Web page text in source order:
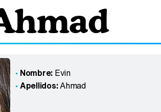
Nombre: Evin
Apellidos:Ahmad